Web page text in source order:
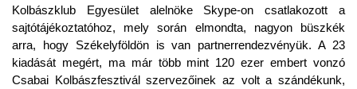
Kolbászklub Egyesület alelnöke Skype-on csatlakozott a
sajtótájékoztatóhoz, mely során elmondta, nagyon büszkék
arra, hogy Székelyföldön is van partnerrendezvényük. A 23
kiadását megért, ma már több mint 120 ezer embert vonzó
Csabai Kolbászfesztivál szervezőinek az volt a szándékunk,